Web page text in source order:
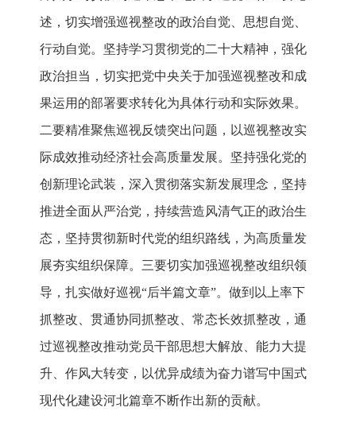
述，切实增强巡视整改的政治自觉、思想自觉、
行动自觉。坚持学习贯彻党的二十大精神，强化
政治担当，切实把党中央关于加强巡视整改和成
果运用的部署要求转化为具体行动和实际效果。
二要精准聚焦巡视反馈突出问题，以巡视整改实
际成效推动经济社会高质量发展。坚持强化党的
创新理论武装，深入贯彻落实新发展理念，坚持
推进全面从严治党，持续营造风清气正的政治生
态，坚持贯彻新时代党的组织路线，为高质量发
展夯实组织保障。三要切实加强巡视整改组织领
导，扎实做好巡视“后半篇文章”。做到以上率下
抓整改、贯通协同抓整改、常态长效抓整改，通
过巡视整改推动党员干部思想大解放、能力大提
升、作风大转变，以优异成绩为奋力谱写中国式
现代化建设河北篇章不断作出新的贡献。